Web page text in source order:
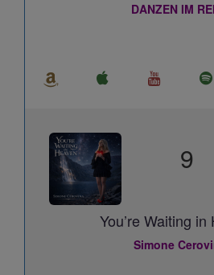
DANZEN IM
9
You’re Waiting in
Simone